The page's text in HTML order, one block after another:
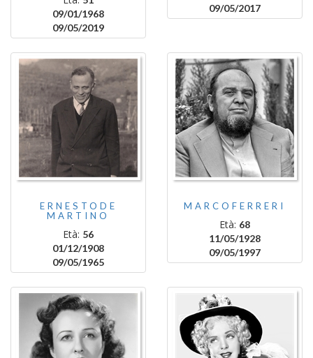
09/01/1968
09/05/2019
09/05/2017
ERNESTODE
MARTINO
Età: 56
01/12/1908
09/05/1965
MARCOFERRERI
Età: 68
11/05/1928
09/05/1997